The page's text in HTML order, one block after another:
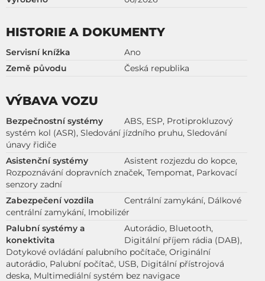
HISTORIE A DOKUMENTY
Servisní knížka
Ano
Země původu
Česká republika
VÝBAVA VOZU
Bezpečnostní systémy
ABS, ESP, Protiprokluzový
systém kol (ASR), Sledování jízdního pruhu, Sledování
únavy řidiče
Asistenční systémy
Asistent rozjezdu do kopce,
Rozpoznávání dopravních značek, Tempomat, Parkovací
senzory zadní
Zabezpečení vozdila
Centrální zamykání, Dálkové
centrální zamykání, Imobilizér
Palubní systémy a
konektivita
Autorádio, Bluetooth,
Digitální příjem rádia (DAB),
Dotykové ovládání palubního počítače, Originální
autorádio, Palubní počítač, USB, Digitální přístrojová
deska, Multimediální systém bez navigace